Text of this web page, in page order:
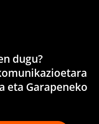
dugu?
eta Garapeneko